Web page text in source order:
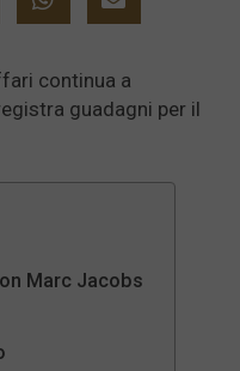
continua a
guadagni per il
Marc Jacobs